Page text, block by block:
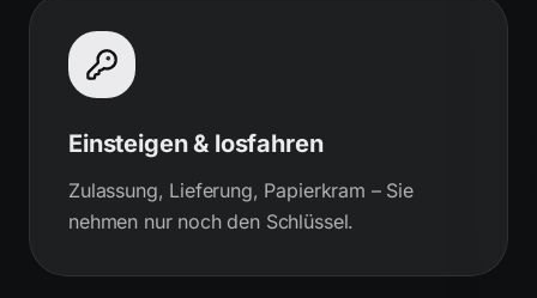
Einsteigen & losfahren
Zulassung, Lieferung, Papierkram – Sie
nehmen nur noch den Schlüssel.